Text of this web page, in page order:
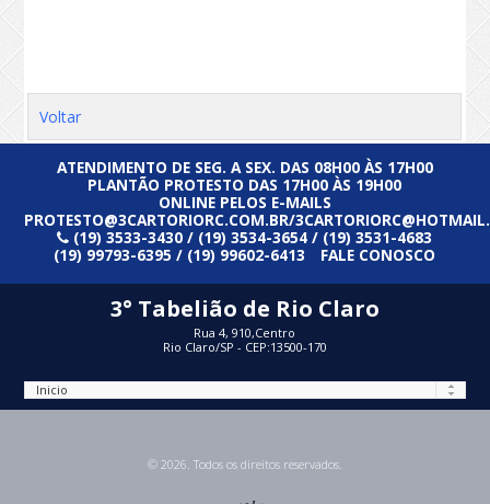
Voltar
ATENDIMENTO DE SEG. A SEX. DAS 08H00 ÀS 17H00
PLANTÃO PROTESTO DAS 17H00 ÀS 19H00
ONLINE PELOS E-MAILS
PROTESTO@3CARTORIORC.COM.BR/
(19) 3533-3430 / (19) 3534-3654 / (19) 3531-4683
(19) 99793-6395 / (19) 99602-6413
FALE CONOSCO
3° Tabelião de Rio Claro
Rua 4, 910,Centro
Rio Claro/SP - CEP:13500-170
© 2026. Todos os direitos reservados.